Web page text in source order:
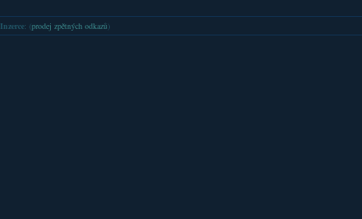
NEW SONGS [E-DANCE POP] 上野�*市（transforming
Lubkisřekl
Inzerce: (prodej zpětných odkazů )